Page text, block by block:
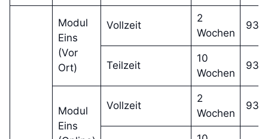
Modul
Eins
(Vor
Ort)
Vollzeit
2
Wochen
935
Teilzeit
10
Wochen
935
Modul
Eins
Vollzeit
2
Wochen
935